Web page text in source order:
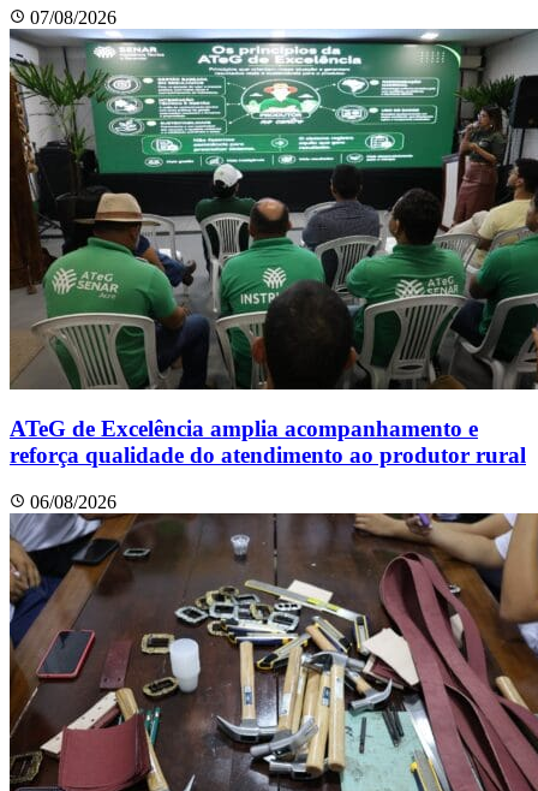
07/08/2026
ATeG de Excelência amplia acompanhamento e
reforça qualidade do atendimento ao produtor rural
06/08/2026